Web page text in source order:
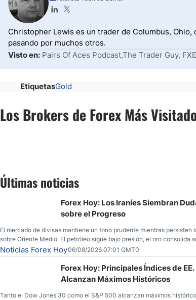
Christopher Lewis es un trader de Columbus, Ohio,
pasando por muchos otros.
Visto en: Pairs Of Aces Podcast,The Trader Guy,
EtiquetasGold
Los Brokers de Forex Más
Últimas noticias
Forex Hoy: Los Iraníes Siembran
sobre el Progreso
El mercado de divisas mantiene un tono prudente mientras persisten
sobre Oriente Medio. El petróleo sigue bajo presión, el oro consolida
fortaleza y los operadores esperan nuevas referencias económicas
Estados Unidos.
Noticias Forex Hoy06/08/2026 07:01 GMT0
Forex Hoy: Principales Índices de EE.
Alcanzan Máximos Históricos
Tanto el Dow Jones 30 como el S&P 500 alcanzan máximos